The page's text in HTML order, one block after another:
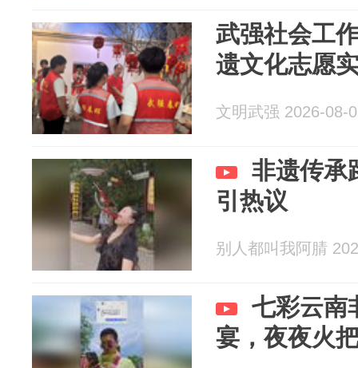
武强社会工
遗文化志愿
文明武强 2026-08-
非遗传承
引热议
别人都叫我阿腈
七彩云南
宴，夜夜火